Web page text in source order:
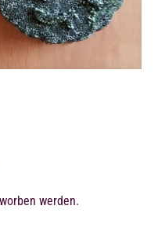
werden.